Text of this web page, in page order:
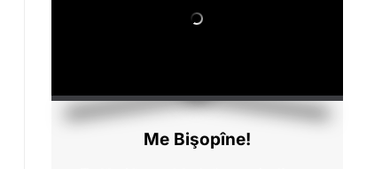
Me Bişopîne!